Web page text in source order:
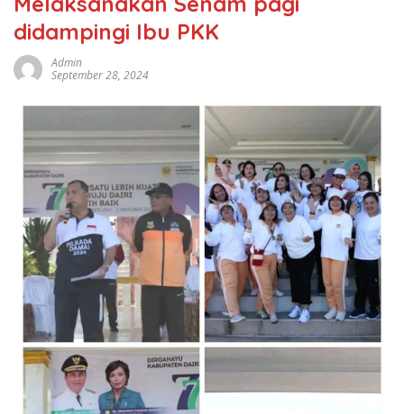
didampingi Ibu PKK
Admin
September 28, 2024